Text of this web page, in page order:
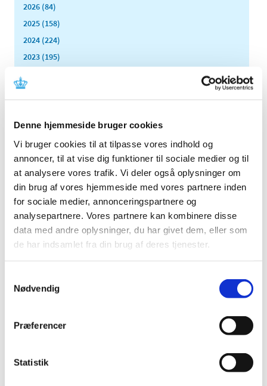
Denne hjemmeside bruger cookies
Vi bruger cookies til at tilpasse vores indhold og
annoncer, til at vise dig funktioner til sociale medier og til
at analysere vores trafik. Vi deler også oplysninger om
din brug af vores hjemmeside med vores partnere inden
for sociale medier, annonceringspartnere og
analysepartnere. Vores partnere kan kombinere disse
data med andre oplysninger, du har givet dem, eller som
de har indsamlet fra din brug af deres tjenester.
Nødvendig
Præferencer
Statistik
2026 (84)
2025 (158)
2024 (224)
2023 (195)
2021 (516)
2019 (159)
2018 (150)
2017 (167)
2016 (167)
2015 (33)
2014 (44)
2013 (49)
2012 (44)
oktober (4)
maj (1)